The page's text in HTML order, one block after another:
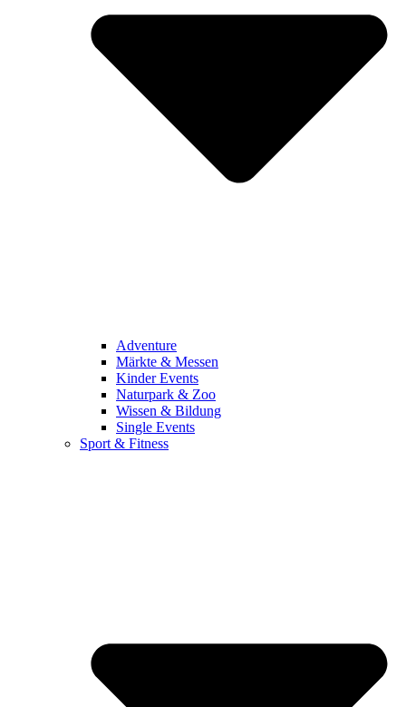
Adventure
Märkte & Messen
Kinder Events
Naturpark & Zoo
Wissen & Bildung
Single Events
Sport & Fitness